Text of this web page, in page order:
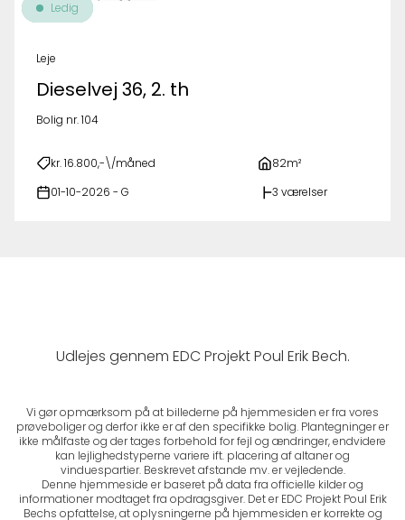
Ledig
Leje
Dieselvej 36, 2. th
Bolig nr. 104
kr. 16.800,-\/måned 82m²
01-10-2026 - G 3 værelser
Udlejes gennem EDC Projekt Poul Erik Bech.
Vi gør opmærksom på at billederne på hjemmesiden er fra vores
prøveboliger og derfor ikke er af den specifikke bolig. Plantegninger er
ikke målfaste og der tages forbehold for fejl og ændringer, endvidere
kan lejlighedstyperne variere ift. placering af altaner og
vinduespartier. Beskrevet afstande mv. er vejledende.
Denne hjemmeside er baseret på data fra officielle kilder og
informationer modtaget fra opdragsgiver. Det er EDC Projekt Poul Erik
Bechs opfattelse, at oplysningerne på hjemmesiden er korrekte og